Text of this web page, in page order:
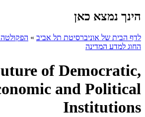
הינך נמצא כאן
לדף הבית של אוניברסיטת תל אביב »
החוג למדע המדינה
of Democratic,
and Political
Institutions